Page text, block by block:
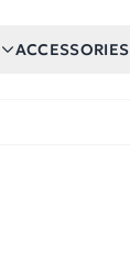
ACCESSORIES